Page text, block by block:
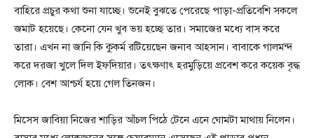
বাহিরে প্রচুর কথা শুনা যাচ্ছে। শুনেই বুঝতে পেরেছে পাড়া-প্রতিবেশি সকলে
জমাট হয়েছে। কেনো যেন খুব ভয় হচ্ছে তার। সমাজের মধ্যে বাস করে
তারা। এখন না জানি কি কুকর্ম রটিয়েছেন জনাব আহসান। বাবাকে গালমন্দ
করে দরজা খুলে দিল ইফদিয়ার। তৎক্ষণাৎ হরমুড়িয়ে প্রবেশ করে কয়েক বৃদ্ধ
লোক। বেশ আশ্চর্য হয়ে গেল তিনজন।
মিসেস জাবিয়া নিজের শাড়ির আঁচল পিঠে টেনে এনে ঘোমটা মাথায় নিলেন।